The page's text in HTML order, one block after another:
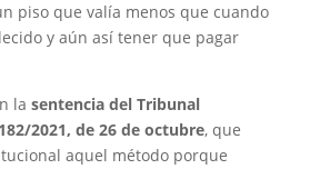
piso que valía menos que cuando
y aún así tener que pagar
la sentencia del Tribunal
2021, de 26 de octubre, que
aquel método porque